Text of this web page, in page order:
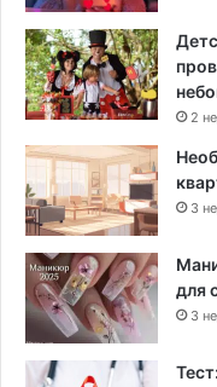
2
3
для
3